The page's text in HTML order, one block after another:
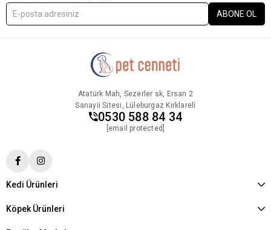
ABONE OL
Atatürk Mah, Sezerler sk, Ersan 2
Sanayii Sitesi, Lüleburgaz Kırklareli
0530 588 84 34
[email protected]
Kedi Ürünleri
Köpek Ürünleri